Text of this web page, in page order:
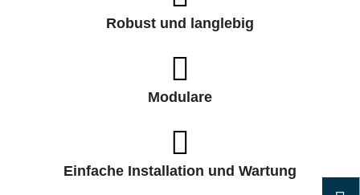
Robust und langlebig
Modulare
Einfache Installation und Wartung